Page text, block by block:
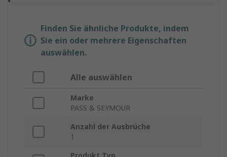
Finden Sie ähnliche Produkte, indem
Sie ein oder mehrere Eigenschaften
auswählen.
Alle auswählen
Marke
PASS & SEYMOUR
Anzahl der Ausbrüche
1